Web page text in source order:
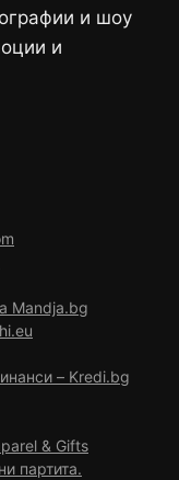
и шоу
и
Mandja.bg
– Kredi.bg
& Gifts
партита.